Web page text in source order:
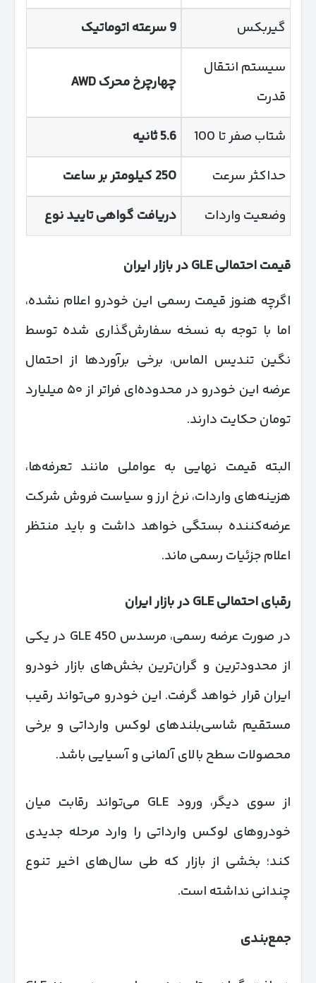
گیربکس
9سرعته اتوماتیک
سیستم انتقال
قدرت
چهارچرخ محرکAWD
شتاب صفر تا 100 5.6ثانیه
حداکثر سرعت
250 کیلومتر بر ساعت
وضعیت واردات
دریافت گواهی تایید نوع
قیمت احتمالیGLE
در بازار ایران
اگرچه هنوز قیمت رسمی این خودرو اعلام نشده،
اما با توجه به نسخه سفارش‌گذاری شده توسط
نگین تندیس الماس، برخی برآوردها از احتمال
عرضه این خودرو در محدوده‌ای فراتر از ۵۰ میلیارد
تومان حکایت دارند.
البته قیمت نهایی به عواملی مانند تعرفه‌ها،
هزینه‌های واردات، نرخ ارز و سیاست فروش شرکت
عرضه‌کننده بستگی خواهد داشت و باید منتظر
اعلام جزئیات رسمی ماند.
رقبای احتمالیGLE
در بازار ایران
در صورت عرضه رسمی، مرسدس GLE 450 در یکی
از محدودترین و گران‌ترین بخش‌های بازار خودرو
ایران قرار خواهد گرفت. این خودرو می‌تواند رقیب
مستقیم شاسی‌بلندهای لوکس وارداتی و برخی
محصولات سطح بالای آلمانی و آسیایی باشد.
از سوی دیگر، ورود GLE می‌تواند رقابت میان
خودروهای لوکس وارداتی را وارد مرحله جدیدی
کند؛ بخشی از بازار که طی سال‌های اخیر تنوع
چندانی نداشته است.
جمع‌بندی